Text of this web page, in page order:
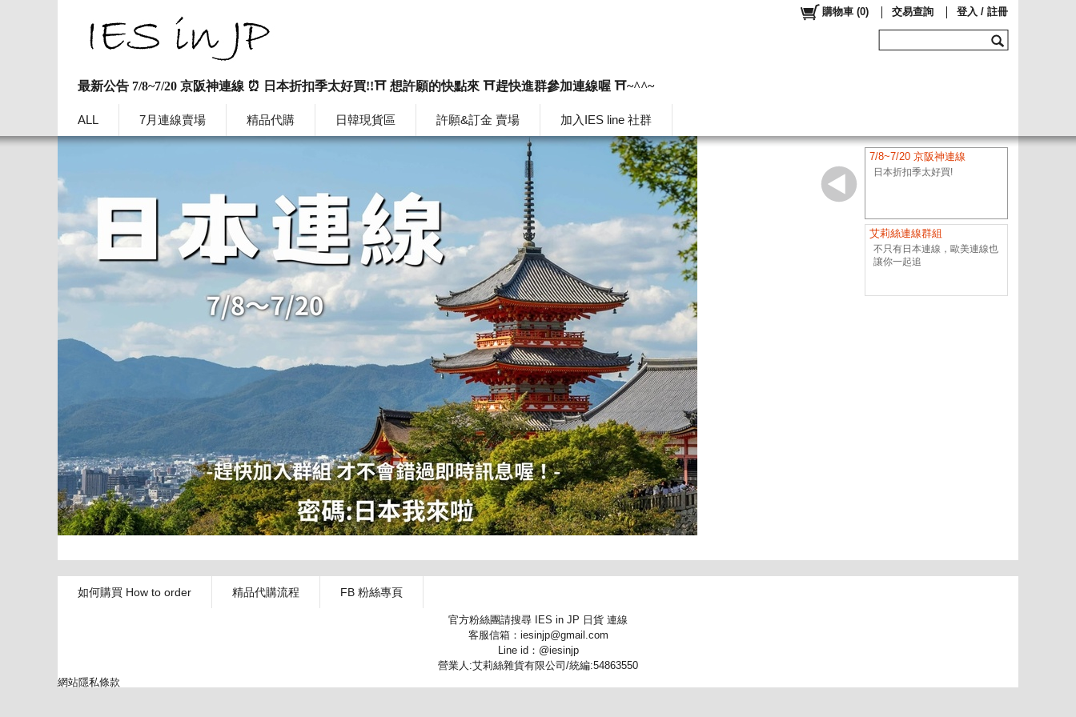
ALL 7月連線賣場 精品代購 日韓現貨區 許願&訂金 賣場 加入IES line 社群
購物車 (0) 交易查詢 登入 / 註冊
最新公告 7/8~7/20 京阪神連線 ⏰ 日本折扣季太好買!!⛩️ 想許願的快點來 ⛩️趕快進群參加連線喔 ⛩️~^^~
7/8~7/20 京阪神連線
日本折扣季太好買!
艾莉絲連線群組
不只有日本連線，歐美連線也
讓你一起追
如何購買 How to order 精品代購流程 FB 粉絲專頁
官方粉絲團請搜尋 IES in JP 日貨 連線
客服信箱：iesinjp@gmail.com
Line id：@iesinjp
營業人:艾莉絲雜貨有限公司/統編:54863550
網站隱私條款